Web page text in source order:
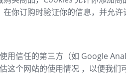
你订购时验证你的信息，并允许
用信任的第三方（如 Google
这个网站的使用情况 ，以便我们